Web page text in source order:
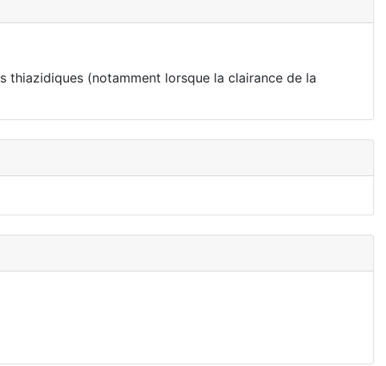
(notamment lorsque la clairance de la